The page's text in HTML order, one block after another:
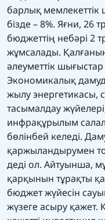
барлық мемлекеттік
бізде – 8%. Яғни, 26
бюджеттің небәрі 2
жұмсалады.
әлеуметтік
Экономикалық
жылу энергетикасы,
тасымалдау
инфрақұрылым
бөлінбей келеді.
қаржыландырумен
деді ол. Айтуынша,
қарқынын тұрақты
бюджет жүйесін
жүзеге асыру қажет.